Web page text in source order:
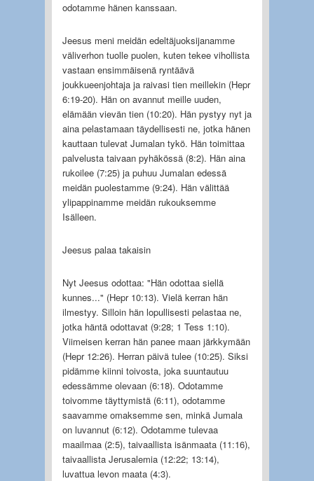
odotamme hänen kanssaan.
Jeesus meni meidän edeltäjuoksijanamme
väliverhon tuolle puolen, kuten tekee vihollista
vastaan ensimmäisenä ryntäävä
joukkueenjohtaja ja raivasi tien meillekin (Hepr
6:19-20). Hän on avannut meille uuden,
elämään vievän tien (10:20). Hän pystyy nyt ja
aina pelastamaan täydellisesti ne, jotka hänen
kauttaan tulevat Jumalan tykö. Hän toimittaa
palvelusta taivaan pyhäkössä (8:2). Hän aina
rukoilee (7:25) ja puhuu Jumalan edessä
meidän puolestamme (9:24). Hän välittää
ylipappinamme meidän rukouksemme
Isälleen.
Jeesus palaa takaisin
Nyt Jeesus odottaa: "Hän odottaa siellä
kunnes..." (Hepr 10:13). Vielä kerran hän
ilmestyy. Silloin hän lopullisesti pelastaa ne,
jotka häntä odottavat (9:28; 1 Tess 1:10).
Viimeisen kerran hän panee maan järkkymään
(Hepr 12:26). Herran päivä tulee (10:25). Siksi
pidämme kiinni toivosta, joka suuntautuu
edessämme olevaan (6:18). Odotamme
toivomme täyttymistä (6:11), odotamme
saavamme omaksemme sen, minkä Jumala
on luvannut (6:12). Odotamme tulevaa
maailmaa (2:5), taivaallista isänmaata (11:16),
taivaallista Jerusalemia (12:22; 13:14),
luvattua levon maata (4:3).